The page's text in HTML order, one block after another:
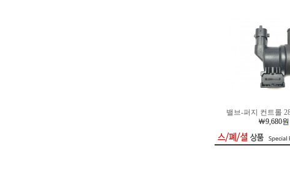
밸브-퍼지 컨트롤
￦9,680원